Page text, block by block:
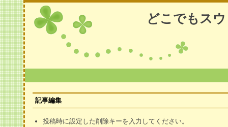
どこでもス
記事編集
投稿時に設定した削除キーを入力してください。